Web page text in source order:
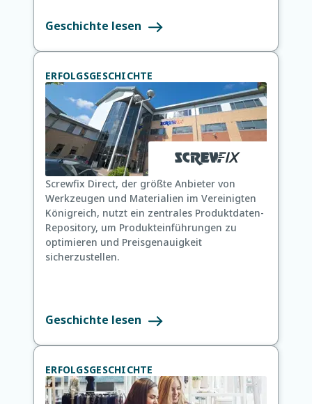
Geschichte lesen
ERFOLGSGESCHICHTE
Screwfix Direct, der größte Anbieter von
Werkzeugen und Materialien im Vereinigten
Königreich, nutzt ein zentrales Produktdaten-
Repository, um Produkteinführungen zu
optimieren und Preisgenauigkeit
sicherzustellen.
Geschichte lesen
ERFOLGSGESCHICHTE